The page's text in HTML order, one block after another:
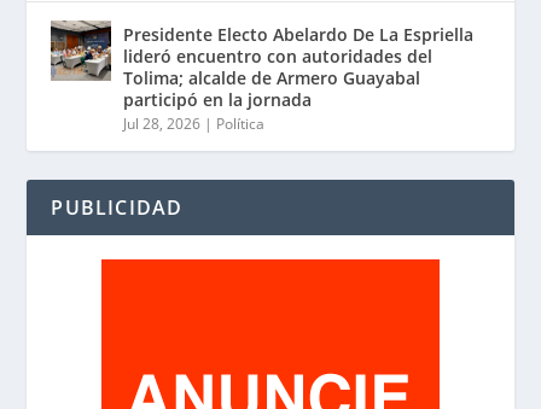
Presidente Electo Abelardo De La Espriella
lideró encuentro con autoridades del
Tolima; alcalde de Armero Guayabal
participó en la jornada
Jul 28, 2026 | Política
PUBLICIDAD